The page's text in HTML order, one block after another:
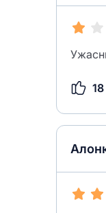
18